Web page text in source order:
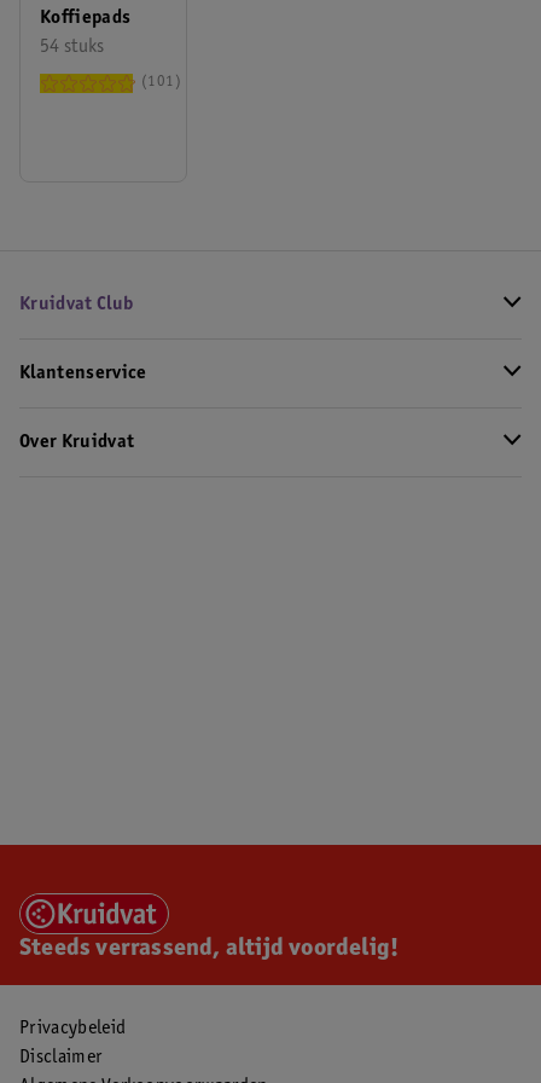
Koffiepads
54 stuks
101
Kruidvat Club
Klantenservice
Over Kruidvat
Steeds verrassend, altijd voordelig!
Privacybeleid
Disclaimer